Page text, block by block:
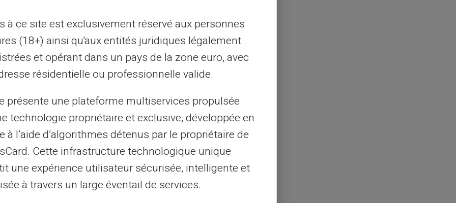
il est utile de dresser un plan
limites de dépense sans s'en rendre
est significativement réduit. Vous avez
permettant plus facilement le suivi
la carte prépayée
à penser chaque dépense. Avant
prochaines dépenses. Cette étape vous
dépenses impulsives qui peuvent
à ce site est exclusivement réservé aux personnes
(18+) ainsi qu'aux entités juridiques légalement
et opérant dans un pays de la zone euro, avec
résidentielle ou professionnelle valide.
présente une plateforme multiservices propulsée
technologie propriétaire et exclusive, développée en
à l’aide d’algorithmes détenus par le propriétaire de
Cette infrastructure technologique unique
une expérience utilisateur sécurisée, intelligente et
à travers un large éventail de services.